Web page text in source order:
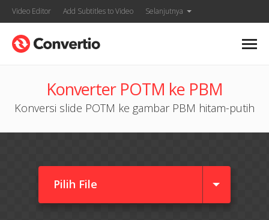
Video Editor Add Subtitles to Video Selanjutnya
Konverter POTM ke PBM
Konversi slide POTM ke gambar PBM hitam-putih
Pilih File